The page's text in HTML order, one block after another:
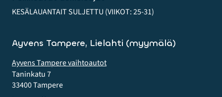
KESÄLAUANTAIT SULJETTU (VIIKOT: 25-31)
Ayvens Tampere, Lielahti (myymälä)
Ayvens Tampere vaihtoautot
Taninkatu 7
33400 Tampere